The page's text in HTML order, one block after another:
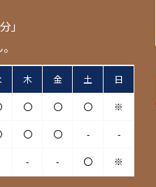
」
木 金 土 日
〇 〇 〇 ※
〇 〇 - -
- - 〇 ※